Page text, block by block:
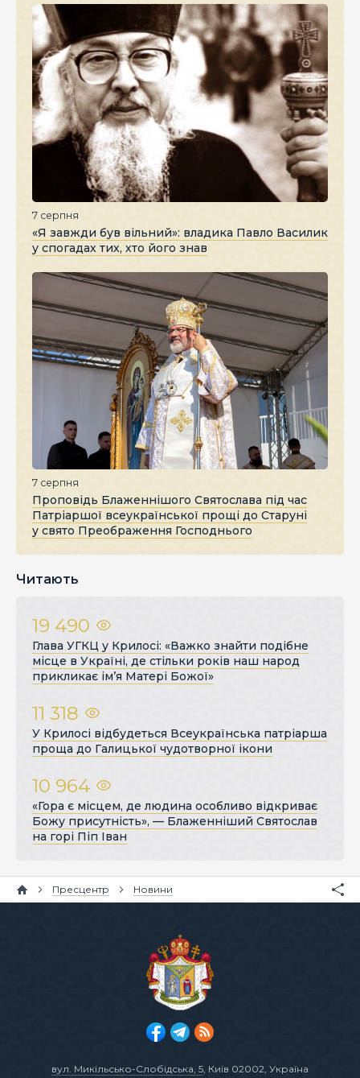
7 серпня
«Я завжди був вільний»: владика Павло Василик
у спогадах тих, хто його знав
7 серпня
Проповідь Блаженнішого Святослава під час
Патріаршої всеукраїнської прощі до Старуні
у свято Преображення Господнього
Читають
19 490
Глава УГКЦ у Крилосі: «Важко знайти подібне
місце в Україні, де стільки років наш народ
прикликає ім’я Матері Божої»
11 318
У Крилосі відбудеться Всеукраїнська патріарша
проща до Галицької чудотворної ікони
10 964
«Гора є місцем, де людина особливо відкриває
Божу присутність», — Блаженніший Святослав
на горі Піп Іван
Пресцентр Новини
вул. Микільсько-Слобідська, 5, Київ 02002, Україна